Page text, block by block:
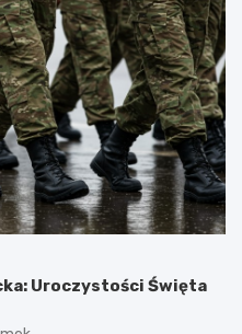
Uroczystości Święta